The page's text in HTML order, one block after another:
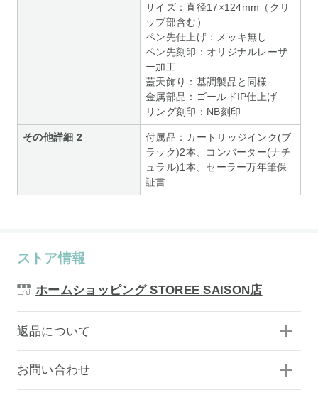
サイズ：直径17×124mm（クリ
ップ部含む）
ペン先仕上げ：メッキ無し
ペン先刻印：オリジナルレーザ
ー加工
蓋天飾り：基調製品と同様
金属部品：ゴールドIP仕上げ
リング刻印：NB刻印
その他詳細 2
付属品：カートリッジインク(ブ
ラック)2本、コンバーター(ナチ
ュラル)1本、セーラー万年筆保
証書
ストア情報
ホームショッピング STOREE SAISON店
返品について
お問い合わせ